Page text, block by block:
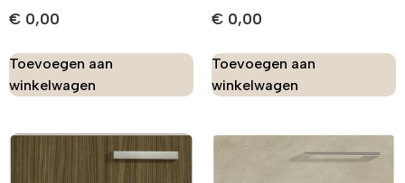
€ 0,00
Toevoegen aan
winkelwagen
€ 0,00
Toevoegen aan
winkelwagen